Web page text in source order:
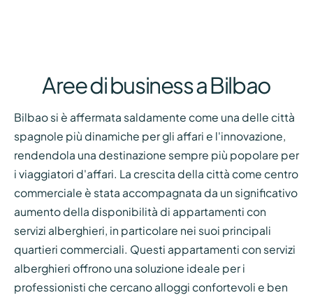
Aree di business a Bilbao
Bilbao si è affermata saldamente come una delle città
spagnole più dinamiche per gli affari e l'innovazione,
rendendola una destinazione sempre più popolare per
i viaggiatori d'affari. La crescita della città come centro
commerciale è stata accompagnata da un significativo
aumento della disponibilità di appartamenti con
servizi alberghieri, in particolare nei suoi principali
quartieri commerciali. Questi appartamenti con servizi
alberghieri offrono una soluzione ideale per i
professionisti che cercano alloggi confortevoli e ben